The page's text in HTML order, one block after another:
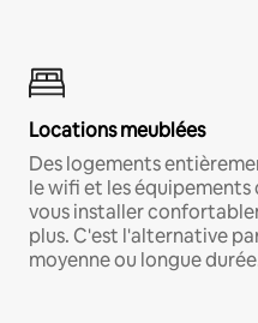
Locations meublées
Des logements
le wifi et les
vous installer
plus. C'est l'alternative
moyenne ou longue